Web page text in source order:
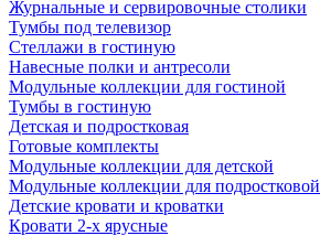
Журнальные и сервировочные столики
Тумбы под телевизор
Стеллажи в гостиную
Навесные полки и антресоли
Модульные коллекции для гостиной
Тумбы в гостиную
Детская и подростковая
Готовые комплекты
Модульные коллекции для детской
Модульные коллекции для подростковой
Детские кровати и кроватки
Кровати 2-х ярусные